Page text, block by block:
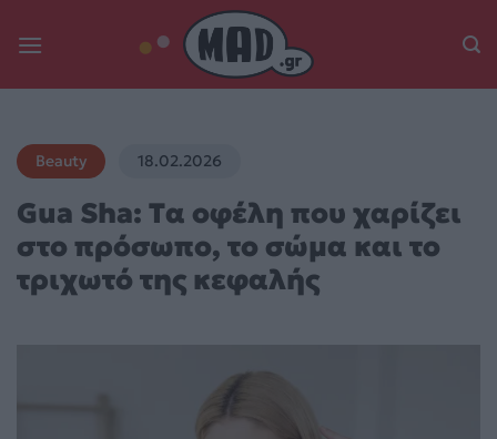
Beauty 18.02.2026
Gua Sha: Tα οφέλη που χαρίζει
στο πρόσωπο, το σώμα και το
τριχωτό της κεφαλής